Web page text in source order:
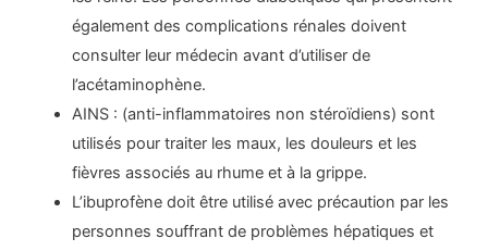
également des complications rénales doivent
consulter leur médecin avant d’utiliser de
l’acétaminophène.
AINS : (anti-inflammatoires non stéroïdiens) sont
utilisés pour traiter les maux, les douleurs et les
fièvres associés au rhume et à la grippe.
L’ibuprofène doit être utilisé avec précaution par les
personnes souffrant de problèmes hépatiques et